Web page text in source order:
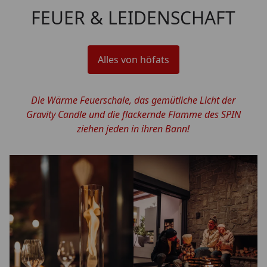
FEUER & LEIDENSCHAFT
Alles von höfats
Die Wärme Feuerschale, das gemütliche Licht der
Gravity Candle und die flackernde Flamme des SPIN
ziehen jeden in ihren Bann!